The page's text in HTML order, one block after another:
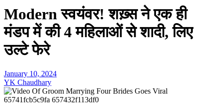
Modern स्वयंवर! शख़्स ने एक ही
मंडप में की 4 महिलाओं से शादी, लिए
उल्टे फेरे
January 10, 2024
YK Chaudhary